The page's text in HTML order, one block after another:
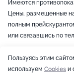
Имеются
Цены, размещенные
полным
или связавшись по
2012-2026 © ZOON
Пользуясь этим
используем Cookies и